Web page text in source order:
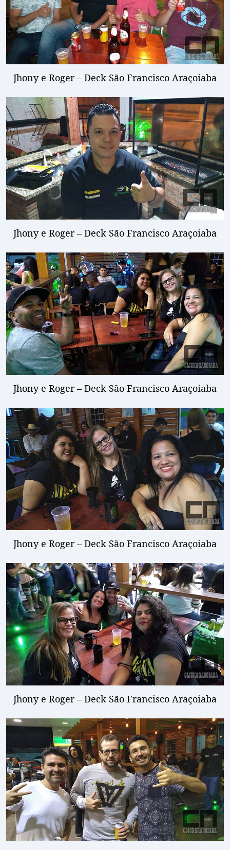
Jhony e Roger – Deck São Francisco Araçoiaba
Jhony e Roger – Deck São Francisco Araçoiaba
Jhony e Roger – Deck São Francisco Araçoiaba
Jhony e Roger – Deck São Francisco Araçoiaba
Jhony e Roger – Deck São Francisco Araçoiaba